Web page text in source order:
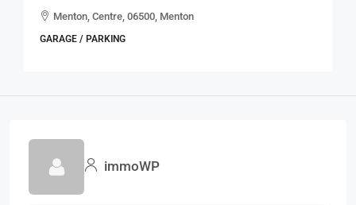
Menton, Centre, 06500, Menton
GARAGE / PARKING
immoWP